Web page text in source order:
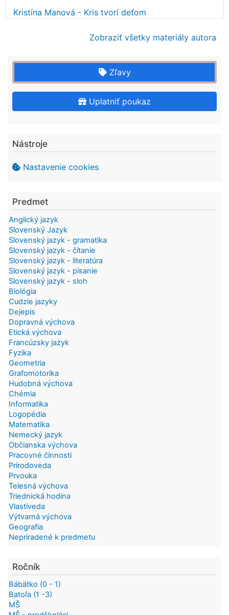
Kristína Manová - Kris tvorí deťom
Zobraziť všetky materiály autora
Zľavy
Uplatniť poukaz
Nástroje
Nastavenie cookies
Predmet
Anglický jazyk
Slovenský Jazyk
Slovenský jazyk - gramatika
Slovenský jazyk - čítanie
Slovenský jazyk - literatúra
Slovenský jazyk - písanie
Slovenský jazyk - sloh
Biológia
Cudzie jazyky
Dejepis
Dopravná výchova
Etická výchova
Francúzsky jazyk
Fyzika
Geometria
Grafomotorika
Hudobná výchova
Chémia
Informatika
Logopédia
Matematika
Nemecký jazyk
Občianska výchova
Pracovné činnosti
Prírodoveda
Prvouka
Telesná výchova
Triednická hodina
Vlastiveda
Výtvarná výchova
Geografia
Nepriradené k predmetu
Ročník
Bábätko (0 - 1)
Batoľa (1 -3)
MŠ